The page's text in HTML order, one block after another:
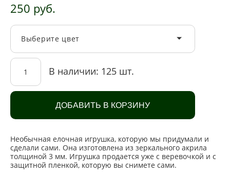
250 pуб.
Выберите цвет
В наличии: 125 шт.
ДОБАВИТЬ В КОРЗИНУ
Необычная елочная игрушка, которую мы придумали и
сделали сами. Она изготовлена из зеркального акрила
толщиной 3 мм. Игрушка продается уже с веревочкой и с
защитной пленкой, которую вы снимете сами.